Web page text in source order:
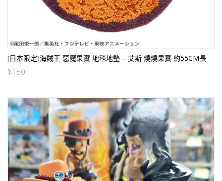
[日本限定]海賊王 惡魔果實 地毯地墊 – 艾斯 燒燒果實 約55CM長
$150